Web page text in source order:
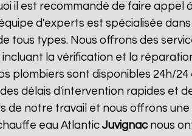
il est recommandé de faire appel
d'experts est spécialisée
tous types. Nous offrons des
la vérification et la
plombiers sont disponibles 24h/
délais d'intervention rapides et
de notre travail et nous offrons
eau Atlantic Juvignacnous